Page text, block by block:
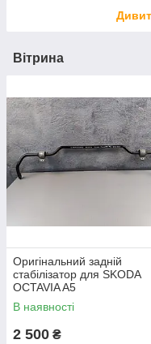
Вітрина
Оригінальний задній
стабілізатор для SKODA
OCTAVIA A5
В наявності
2 500 ₴